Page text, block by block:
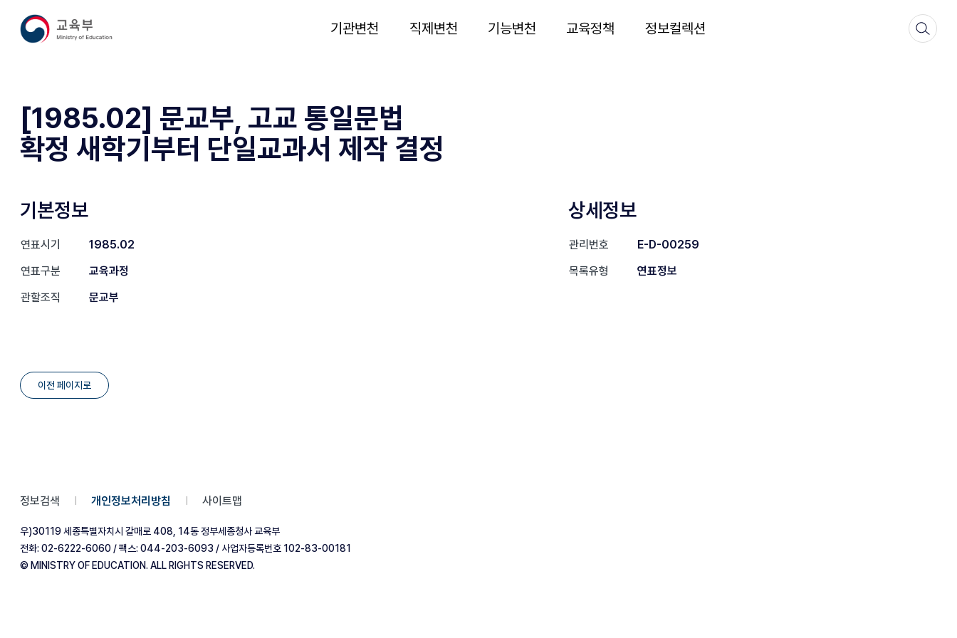
기관변천 직제변천 기능변천 교육정책 정보컬렉션
[1985.02] 문교부, 고교 통일문법
확정 새학기부터 단일교과서 제작 결정
기본정보
연표시기
1985.02
연표구분
교육과정
관할조직
문교부
상세정보
관리번호
E-D-00259
목록유형
연표정보
이전 페이지로
정보검색 개인정보처리방침 사이트맵
우)30119 세종특별자치시 갈매로 408, 14동 정부세종청사 교육부
전화: 02-6222-6060 / 팩스: 044-203-6093 / 사업자등록번호 102-83-00181
© MINISTRY OF EDUCATION. ALL RIGHTS RESERVED.